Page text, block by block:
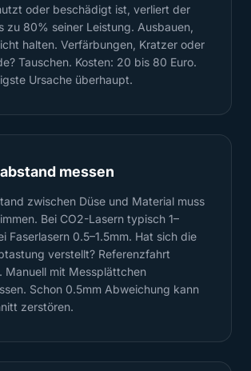
oder beschädigt ist, verliert der
zu 80% seiner Leistung. Ausbauen,
halten. Verfärbungen, Kratzer oder
Tauschen. Kosten: 20 bis 80 Euro.
Ursache überhaupt.
messen
zwischen Düse und Material muss
Bei CO2-Lasern typisch 1–
Faserlasern 0.5–1.5mm. Hat sich die
verstellt? Referenzfahrt
Manuell mit Messplättchen
Schon 0.5mm Abweichung kann
zerstören.